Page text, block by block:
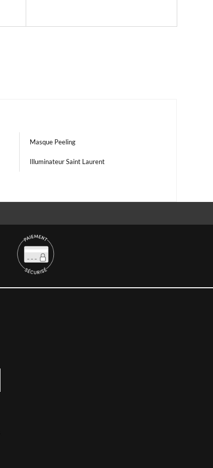
Masque Peeling
Illuminateur Saint Laurent